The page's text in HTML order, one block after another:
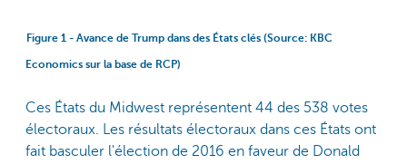
Figure 1 - Avance de Trump dans des États clés (Source: KBC
Economics sur la base de RCP)
Ces États du Midwest représentent 44 des 538 votes
électoraux. Les résultats électoraux dans ces États ont
fait basculer l'élection de 2016 en faveur de Donald